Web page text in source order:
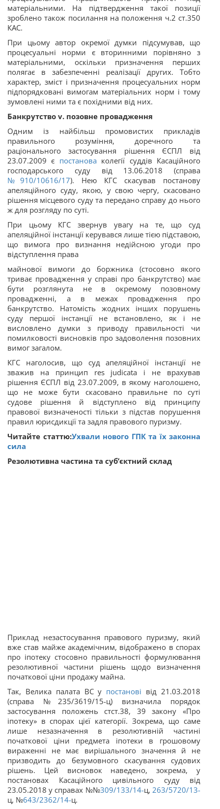
матеріальними. На підтвердження такої позиції
зроблено також посилання на положення ч.2 ст.350
КАС.
При цьому автор окремої думки підсумував, що
процесуальні норми є вторинними порівняно з
матеріальними, оскільки призначення перших
полягає в забезпеченні реалізації других. Тобто
характер, зміст і призначення процесуальних норм
підпорядковані вимогам матеріальних норм і тому
зумовлені ними та є похідними від них.
Банкрутство v. позовне провадження
Одним із найбільш промовистих прикладів
правильного розуміння, доречного та
раціонального застосування рішення ЄСПЛ від
23.07.2009 є постанова колегії суддів Касаційного
господарського суду від 13.06.2018 (справа
№910/10616/17). Нею КГС скасував постанову
апеляційного суду, якою, у свою чергу, скасовано
рішення місцевого суду та передано справу до нього
ж для розгляду по суті.
При цьому КГС звернув увагу на те, що суд
апеляційної інстанції керувався лише тією підставою,
що вимога про визнання недійсною угоди про
відступлення права
майнової вимоги до боржника (стосовно якого
триває провадження у справі про банкрутство) має
бути розглянута не в окремому позовному
провадженні, а в межах провадження про
банкрутство. Натомість жодних інших порушень
суду першої інстанції не встановлено, як і не
висловлено думки з приводу правильності чи
помилковості висновків про задоволення позовних
вимог загалом.
КГС наголосив, що суд апеляційної інстанції не
зважив на принцип res judicata і не врахував
рішення ЄСПЛ від 23.07.2009, в якому наголошено,
що не може бути скасовано правильне по суті
судове рішення й відступлено від принципу
правової визначеності тільки з підстав порушення
правил юрисдикції та задля правового пуризму.
Читайте статтю:Ухвали нового ГПК та їх законна
сила
Резолютивна частина та суб’єктний склад
Приклад незастосування правового пуризму, який
вже став майже академічним, відображено в спорах
про іпотеку стосовно правильності формулювання
резолютивної частини рішень щодо визначення
початкової ціни продажу майна.
Так, Велика палата ВС у постанові від 21.03.2018
(справа №235/3619/15-ц) визначила порядок
застосування положень стст.38, 39 закону «Про
іпотеку» в спорах цієї категорії. Зокрема, що саме
лише незазначення в резолютивній частині
початкової ціни предмета іпотеки в грошовому
вираженні не має вирішального значення й не
призводить до безумовного скасування судових
рішень. Цей висновок наведено, зокрема, у
постановах Касаційного цивільного суду від
23.05.2018 у справах №№309/133/14-ц,263/5720/13-
ц, №643/2362/14-ц.